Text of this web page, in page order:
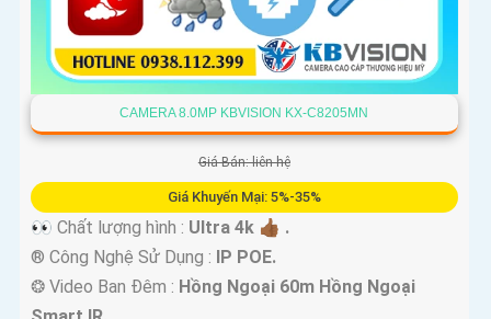
CAMERA 8.0MP KBVISION KX-C8205MN
Giá Bán: liên hệ
Giá Khuyến Mại: 5%-35%
️
👀 Chất lượng hình : Ultra 4k 👍🏾 .
®️ Công Nghệ Sử Dụng : IP POE.
❂ Video Ban Đêm : Hồng Ngoại 60m Hồng Ngoại